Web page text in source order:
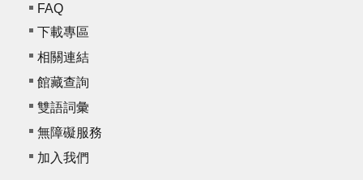
FAQ
下載專區
相關連結
館藏查詢
雙語詞彙
無障礙服務
加入我們